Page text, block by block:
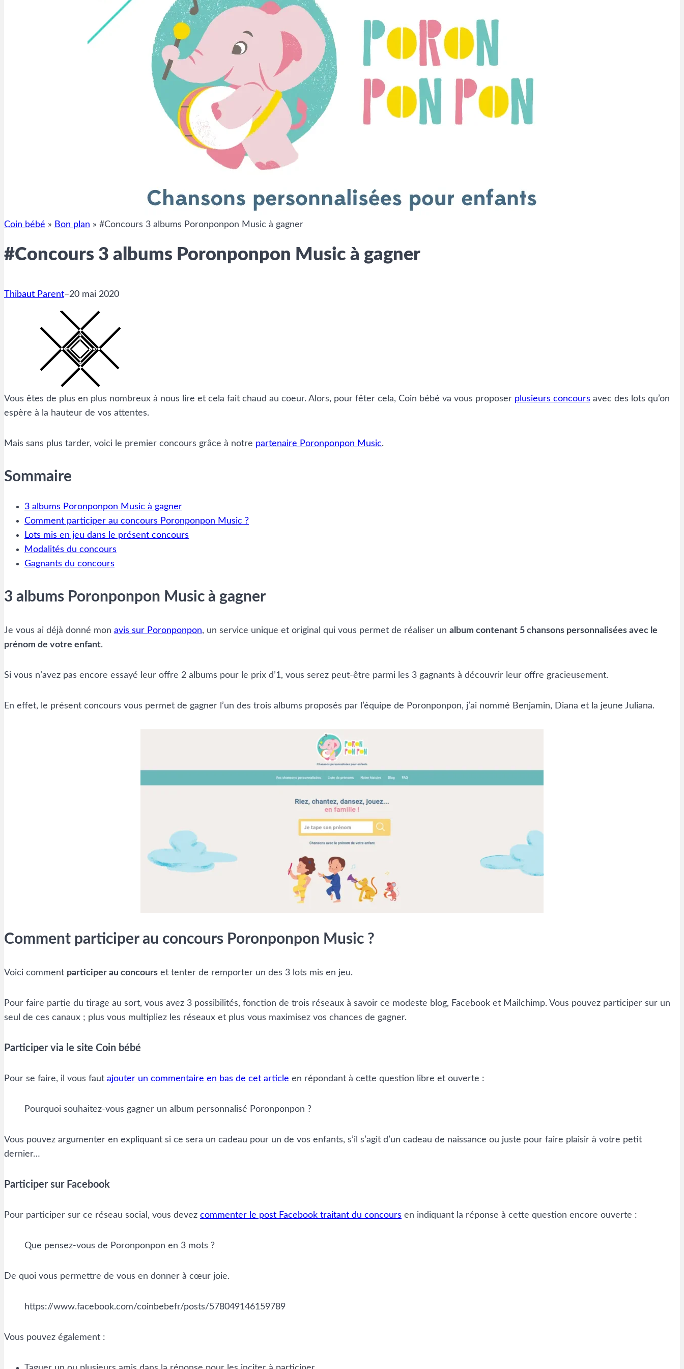
Coin bébé » Bon plan » #Concours 3 albums Poronponpon Music à gagner
#Concours 3 albums Poronponpon Music à gagner
Thibaut Parent–20 mai 2020
Vous êtes de plus en plus nombreux à nous lire et cela fait chaud au coeur. Alors, pour fêter cela, Coin bébé va vous proposer plusieurs concours avec des lots qu’on
espère à la hauteur de vos attentes.
Mais sans plus tarder, voici le premier concours grâce à notre partenaire Poronponpon Music.
Sommaire
3 albums Poronponpon Music à gagner
Comment participer au concours Poronponpon Music ?
Lots mis en jeu dans le présent concours
Modalités du concours
Gagnants du concours
3 albums Poronponpon Music à gagner
Je vous ai déjà donné mon avis sur Poronponpon, un service unique et original qui vous permet de réaliser un album contenant 5 chansons personnalisées avec le
prénom de votre enfant.
Si vous n’avez pas encore essayé leur offre 2 albums pour le prix d’1, vous serez peut-être parmi les 3 gagnants à découvrir leur offre gracieusement.
En effet, le présent concours vous permet de gagner l’un des trois albums proposés par l’équipe de Poronponpon, j’ai nommé Benjamin, Diana et la jeune Juliana.
Comment participer au concours Poronponpon Music ?
Voici comment participer au concours et tenter de remporter un des 3 lots mis en jeu.
Pour faire partie du tirage au sort, vous avez 3 possibilités, fonction de trois réseaux à savoir ce modeste blog, Facebook et Mailchimp. Vous pouvez participer sur un
seul de ces canaux ; plus vous multipliez les réseaux et plus vous maximisez vos chances de gagner.
Participer via le site Coin bébé
Pour se faire, il vous faut ajouter un commentaire en bas de cet article en répondant à cette question libre et ouverte :
Pourquoi souhaitez-vous gagner un album personnalisé Poronponpon ?
Vous pouvez argumenter en expliquant si ce sera un cadeau pour un de vos enfants, s’il s’agit d’un cadeau de naissance ou juste pour faire plaisir à votre petit
dernier…
Participer sur Facebook
Pour participer sur ce réseau social, vous devez commenter le post Facebook traitant du concours en indiquant la réponse à cette question encore ouverte :
Que pensez-vous de Poronponpon en 3 mots ?
De quoi vous permettre de vous en donner à cœur joie.
https://www.facebook.com/coinbebefr/posts/578049146159789
Vous pouvez également :